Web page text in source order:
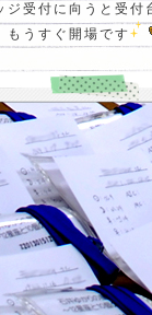
ジ受付に向うと受
もうすぐ開場です